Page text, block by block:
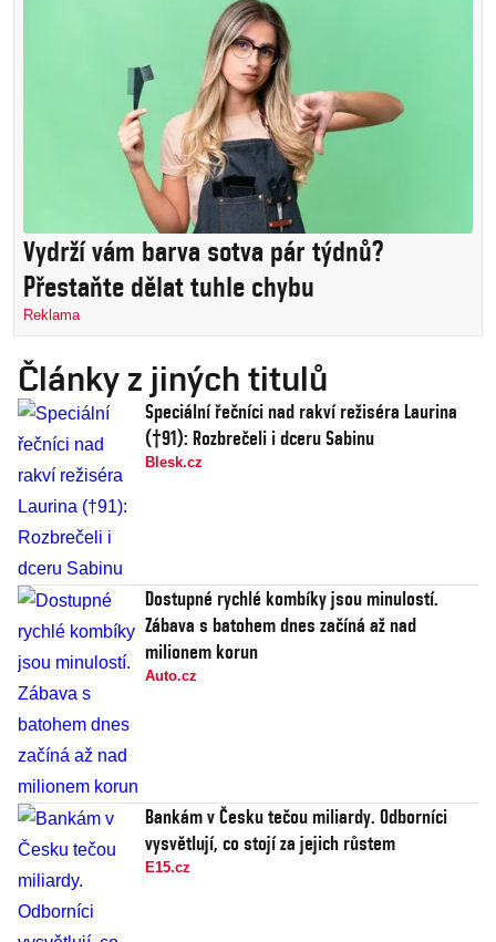
Vydrží vám barva sotva pár týdnů?
Přestaňte dělat tuhle chybu
Reklama
Články z jiných titulů
Speciální řečníci nad rakví režiséra Laurina
(†91): Rozbrečeli i dceru Sabinu
Blesk.cz
Dostupné rychlé kombíky jsou minulostí.
Zábava s batohem dnes začíná až nad
milionem korun
Auto.cz
Bankám v Česku tečou miliardy. Odborníci
vysvětlují, co stojí za jejich růstem
E15.cz